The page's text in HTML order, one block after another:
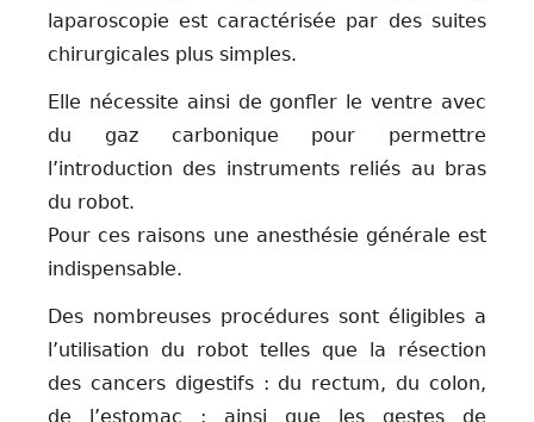
laparoscopie est caractérisée par des suites
chirurgicales plus simples.
Elle nécessite ainsi de gonfler le ventre avec
du gaz carbonique pour permettre
l’introduction des instruments reliés au bras
du robot.
Pour ces raisons une anesthésie générale est
indispensable.
Des nombreuses procédures sont éligibles a
l’utilisation du robot telles que la résection
des cancers digestifs : du rectum, du colon,
de l’estomac ; ainsi que les gestes de